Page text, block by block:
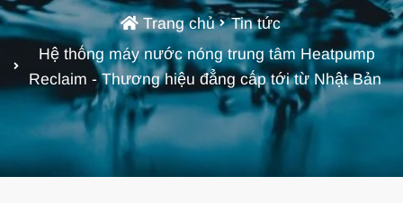
Trang chủ
Tin tức
Hệ thống máy nước nóng trung tâm Heatpump
Reclaim - Thương hiệu đẳng cấp tới từ Nhật Bản